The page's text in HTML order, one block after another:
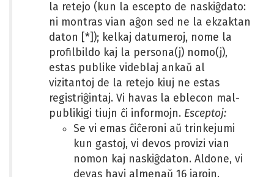
la retejo (kun la escepto de naskiĝdato:
ni montras vian aĝon sed ne la ekzaktan
daton [*]); kelkaj datumeroj, nome la
profilbildo kaj la persona(j) nomo(j),
estas publike videblaj ankaŭ al
vizitantoj de la retejo kiuj ne estas
registriĝintaj. Vi havas la eblecon mal-
publikigi tiujn ĉi informojn. Esceptoj:
Se vi emas ĉiĉeroni aŭ trinkejumi
kun gastoj, vi devos provizi vian
nomon kaj naskiĝdaton. Aldone, vi
devas havi almenaŭ 16 jarojn.